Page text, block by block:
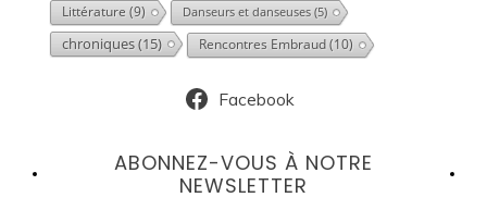
Littérature (9) Danseurs et danseuses(5)
chroniques(15) Rencontres Embraud(10)
Facebook
ABONNEZ-VOUS À NOTRE
NEWSLETTER